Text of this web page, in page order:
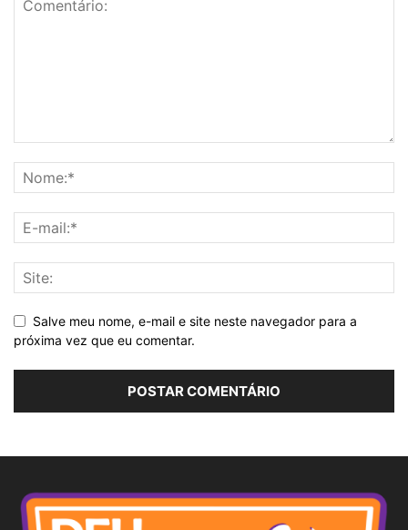
Salve meu nome, e-mail e site neste navegador para a
próxima vez que eu comentar.